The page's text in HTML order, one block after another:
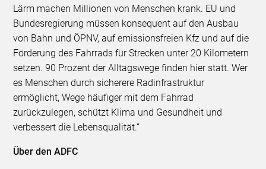
Lärm machen Millionen von Menschen krank. EU und
Bundesregierung müssen konsequent auf den Ausbau
von Bahn und ÖPNV, auf emissionsfreien Kfz und auf die
Förderung des Fahrrads für Strecken unter 20 Kilometern
setzen. 90 Prozent der Alltagswege finden hier statt. Wer
es Menschen durch sicherere Radinfrastruktur
ermöglicht, Wege häufiger mit dem Fahrrad
zurückzulegen, schützt Klima und Gesundheit und
verbessert die Lebensqualität.“
Über den ADFC